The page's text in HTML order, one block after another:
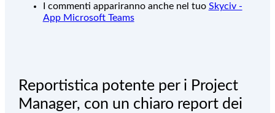
I commenti appariranno anche nel tuo Skyciv -
App Microsoft Teams
Reportistica potente per i Project
Manager, con un chiaro report dei